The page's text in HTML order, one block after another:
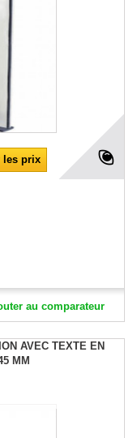
les prix
au comparateur
AVEC TEXTE EN
MM